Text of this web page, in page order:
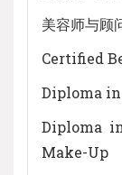
美容师与顾
Certified
Diploma in
Diploma
Make-Up